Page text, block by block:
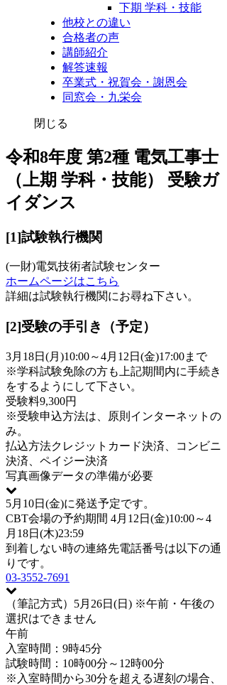
下期 学科・技能
他校との違い
合格者の声
講師紹介
解答速報
卒業式・祝賀会・謝恩会
同窓会・九栄会
閉じる
令和8年度 第2種 電気工事士
（上期 学科・技能） 受験ガ
イダンス
[1]試験執行機関
(一財)電気技術者試験センター
ホームページはこちら
詳細は試験執行機関にお尋ね下さい。
[2]受験の手引き（予定）
3月18日(月)10:00～4月12日(金)17:00まで
※学科試験免除の方も上記期間内に手続き
をするようにして下さい。
受験料9,300円
※受験申込方法は、原則インターネットの
み。
払込方法クレジットカード決済、コンビニ
決済、ペイジー決済
写真画像データの準備が必要
5月10日(金)に発送予定です。
CBT会場の予約期間 4月12日(金)10:00～4
月18日(木)23:59
到着しない時の連絡先電話番号は以下の通
りです。
03-3552-7691
（筆記方式）5月26日(日) ※午前・午後の
選択はできません
午前
入室時間：9時45分
試験時間：10時00分～12時00分
※入室時間から30分を超える遅刻の場合、